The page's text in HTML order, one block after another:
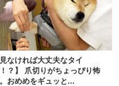
見なければ大丈夫なタイ
？】 爪切りがちょっぴり怖
おめめをギュッと...
pecocats
こ部をフォロー